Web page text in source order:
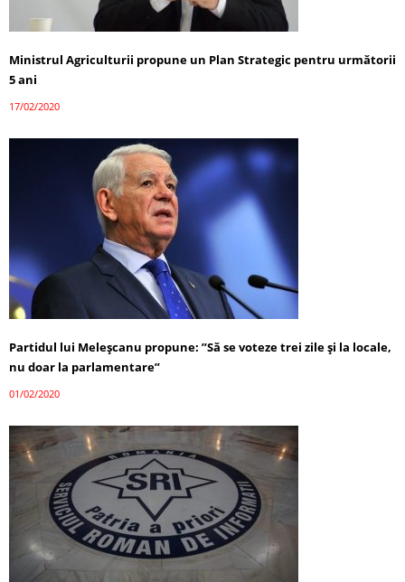
Ministrul Agriculturii propune un Plan Strategic pentru următorii
5 ani
17/02/2020
Partidul lui Meleșcanu propune: ”Să se voteze trei zile și la locale,
nu doar la parlamentare”
01/02/2020